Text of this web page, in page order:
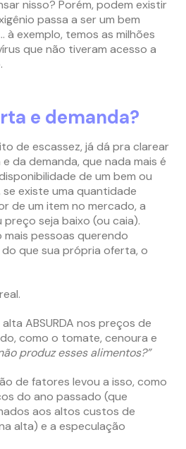
nisso? Porém, podem existir
passa a ser um bem
à exemplo, temos as milhões
que não tiveram acesso a
e demanda?
de escassez, já dá pra clarear
da demanda, que nada mais é
de um bem ou
se existe uma quantidade
de um item no mercado, a
seja baixo (ou caia).
pessoas querendo
que sua própria oferta, o
ABSURDA nos preços de
como o tomate, cenoura e
produz esses alimentos?”
de fatores levou a isso, como
do ano passado (que
aos altos custos de
alta) e a especulação